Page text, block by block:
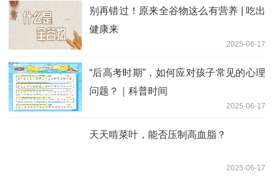
别再错过！原来全谷物这么有营养 | 吃出
健康来
2025-06-17
“后高考时期”，如何应对孩子常见的心理
问题？｜科普时间
2025-06-17
天天啃菜叶，能否压制高血脂？
2025-06-17